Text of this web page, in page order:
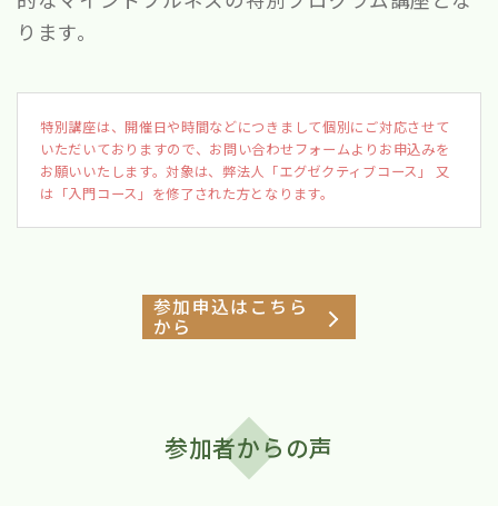
ります。
特別講座は、開催日や時間などにつきまして個別にご対応させて
いただいておりますので、お問い合わせフォームよりお申込みを
お願いいたします。対象は、弊法人「エグゼクティブコース」 又
は「入門コース」を修了された方となります。
参加申込はこちら
から
参加者からの声